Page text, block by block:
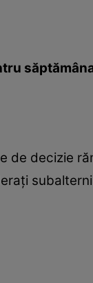
de decizie